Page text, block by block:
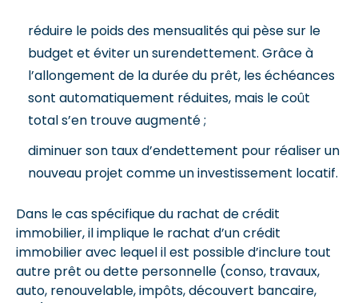
réduire le poids des mensualités qui pèse sur le
budget et éviter un surendettement. Grâce à
l’allongement de la durée du prêt, les échéances
sont automatiquement réduites, mais le coût
total s’en trouve augmenté ;
diminuer son taux d’endettement pour réaliser un
nouveau projet comme un investissement locatif.
Dans le cas spécifique du rachat de crédit
immobilier, il implique le rachat d’un crédit
immobilier avec lequel il est possible d’inclure tout
autre prêt ou dette personnelle (conso, travaux,
auto, renouvelable, impôts, découvert bancaire,